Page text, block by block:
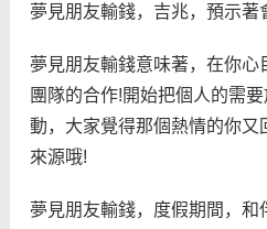
夢見朋友輸錢，吉兆，預示著
夢見朋友輸錢意味著，在你
團隊的合作!開始把個人的需
動，大家覺得那個熱情的你又
來源哦!
夢見朋友輸錢，度假期間，和